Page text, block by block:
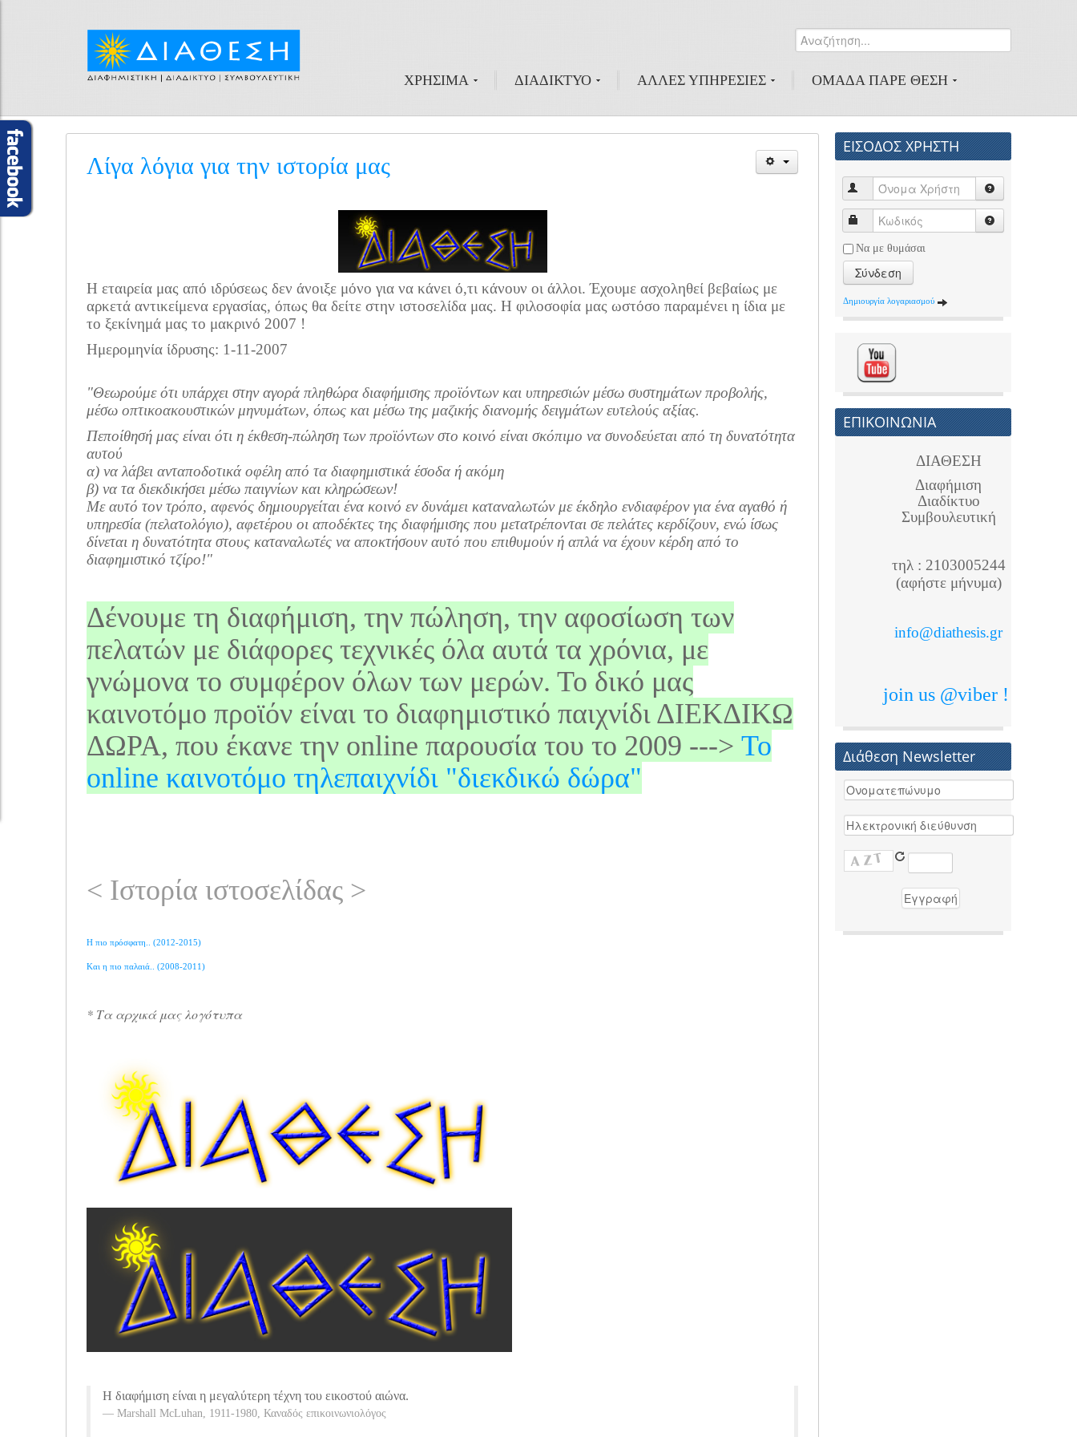
ΧΡΗΣΙΜΑ ΔΙΑΔΙΚΤΥΟ ΑΛΛΕΣ ΥΠΗΡΕΣΙΕΣ ΟΜΑΔΑ ΠΑΡΕ ΘΕΣΗ
Λίγα λόγια για την ιστορία μας
Η εταιρεία μας από ιδρύσεως δεν άνοιξε μόνο για να κάνει ό,τι κάνουν οι άλλοι. Έχουμε ασχοληθεί βεβαίως με
αρκετά αντικείμενα εργασίας, όπως θα δείτε στην ιστοσελίδα μας. Η φιλοσοφία μας ωστόσο παραμένει η ίδια με
το ξεκίνημά μας το μακρινό 2007 !
Ημερομηνία ίδρυσης: 1-11-2007
"Θεωρούμε ότι υπάρχει στην αγορά πληθώρα διαφήμισης προϊόντων και υπηρεσιών μέσω συστημάτων προβολής,
μέσω οπτικοακουστικών μηνυμάτων, όπως και μέσω της μαζικής διανομής δειγμάτων ευτελούς αξίας.
Πεποίθησή μας είναι ότι η έκθεση-πώληση των προϊόντων στο κοινό είναι σκόπιμο να συνοδεύεται από τη δυνατότητα
αυτού
α) να λάβει ανταποδοτικά οφέλη από τα διαφημιστικά έσοδα ή ακόμη
β) να τα διεκδικήσει μέσω παιγνίων και κληρώσεων!
Με αυτό τον τρόπο, αφενός δημιουργείται ένα κοινό εν δυνάμει καταναλωτών με έκδηλο ενδιαφέρον για ένα αγαθό ή
υπηρεσία (πελατολόγιο), αφετέρου οι αποδέκτες της διαφήμισης που μετατρέπονται σε πελάτες κερδίζουν, ενώ ίσως
δίνεται η δυνατότητα στους καταναλωτές να αποκτήσουν αυτό που επιθυμούν ή απλά να έχουν κέρδη από το
διαφημιστικό τζίρο!"
Δένουμε τη διαφήμιση, την πώληση, την αφοσίωση των
πελατών με διάφορες τεχνικές όλα αυτά τα χρόνια, με
γνώμονα το συμφέρον όλων των μερών. Το δικό μας
καινοτόμο προϊόν είναι το διαφημιστικό παιχνίδι ΔΙΕΚΔΙΚΩ
ΔΩΡΑ, που έκανε την online παρουσία του το 2009 ---> Το
online καινοτόμο τηλεπαιχνίδι "διεκδικώ δώρα"
< Ιστορία ιστοσελίδας >
Η πιο πρόσφατη.. (2012-2015)
Και η πιο παλαιά.. (2008-2011)
* Τα αρχικά μας λογότυπα
Η διαφήμιση είναι η μεγαλύτερη τέχνη του εικοστού αιώνα.
Marshall McLuhan, 1911-1980, Καναδός επικοινωνιολόγος
ΕΙΣΟΔΟΣ ΧΡΗΣΤΗ
Να με θυμάσαι
Σύνδεση
Δημιουργία λογαριασμού
ΕΠΙΚΟΙΝΩΝΙΑ
ΔΙΑΘΕΣΗ
Διαφήμιση
Διαδίκτυο
Συμβουλευτική
τηλ : 2103005244
(αφήστε μήνυμα)
info@diathesis.gr
join us @viber !
Διάθεση Newsletter